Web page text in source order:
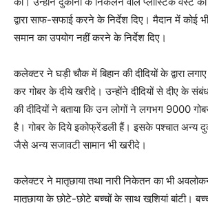
द्वारा साफ-सफाई करने के निर्देश दिए। मैदान में कोई
समान का उपयोग नहीं करने के निर्देश दिए।
कलेक्टर ने घड़ी चौक में बिहान की दीदियों के द्वारा
कर गोबर के दीये खरीदे। उन्होंने दीदियों से दीए के
की दीदियों ने बताया कि उन लोगों ने लगभग 9000
है। गोबर के दिये इकोफ्रेंडली हैं। इसके पश्चात अन्य
जैसे अन्य सजावटी सामान भी खरीदे।
कलेक्टर ने मातृछाया तथा नारी निकेतन का भी
मातृछाया के छोटे-छोटे बच्चों के साथ खुशियां बांटी।